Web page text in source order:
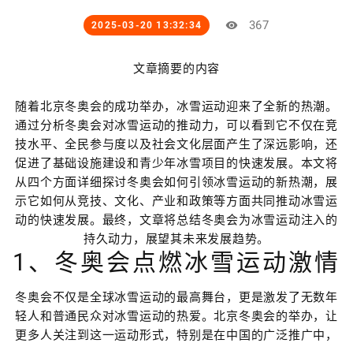
2025-03-20 13:32:34 367
文章摘要的内容
随着北京冬奥会的成功举办，冰雪运动迎来了全新的热潮。
通过分析冬奥会对冰雪运动的推动力，可以看到它不仅在竞
技水平、全民参与度以及社会文化层面产生了深远影响，还
促进了基础设施建设和青少年冰雪项目的快速发展。本文将
从四个方面详细探讨冬奥会如何引领冰雪运动的新热潮，展
示它如何从竞技、文化、产业和政策等方面共同推动冰雪运
动的快速发展。最终，文章将总结冬奥会为冰雪运动注入的
持久动力，展望其未来发展趋势。
1、冬奥会点燃冰雪运动激情
冬奥会不仅是全球冰雪运动的最高舞台，更是激发了无数年
轻人和普通民众对冰雪运动的热爱。北京冬奥会的举办，让
更多人关注到这一运动形式，特别是在中国的广泛推广中，